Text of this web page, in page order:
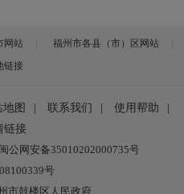
网站
福州市各县（市）区网站
链接
地图 联系我们 使用帮助
链接
闽公网安备35010202000735号
号
市鼓楼区人民政府